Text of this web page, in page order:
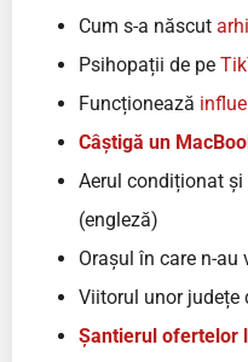
Cum s-a născut
Psihopații de pe
Funcționează
Câștigă un
Aerul condiționat și
(engleză)
Orașul în care n-au
Viitorul unor județe
Șantierul ofertelor